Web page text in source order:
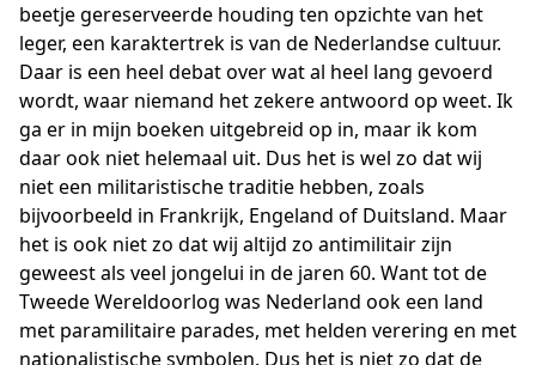
beetje gereserveerde houding ten opzichte van het
leger, een karaktertrek is van de Nederlandse cultuur.
Daar is een heel debat over wat al heel lang gevoerd
wordt, waar niemand het zekere antwoord op weet. Ik
ga er in mijn boeken uitgebreid op in, maar ik kom
daar ook niet helemaal uit. Dus het is wel zo dat wij
niet een militaristische traditie hebben, zoals
bijvoorbeeld in Frankrijk, Engeland of Duitsland. Maar
het is ook niet zo dat wij altijd zo antimilitair zijn
geweest als veel jongelui in de jaren 60. Want tot de
Tweede Wereldoorlog was Nederland ook een land
met paramilitaire parades, met helden verering en met
nationalistische symbolen. Dus het is niet zo dat de